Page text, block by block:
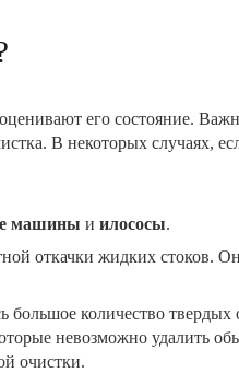
его состояние.
В некоторых случаях,
машины и илососы.
откачки жидких стоков.
большое количество
невозможно удалить
очистки.